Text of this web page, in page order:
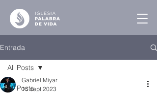
Entrada
All Posts
All Posts
Gabriel Miyar
15 sept 2023